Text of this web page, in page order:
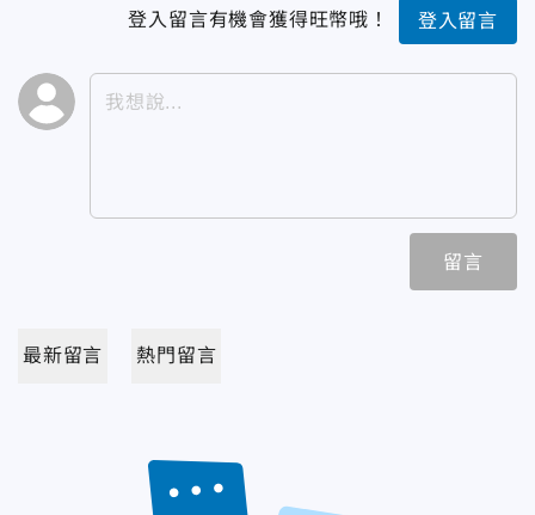
登入留言有機會獲得旺幣哦！ 登入留言
留言
最新留言 熱門留言